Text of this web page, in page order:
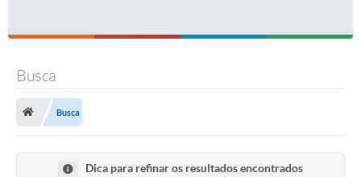
Busca
Busca
Dica para refinar os resultados encontrados